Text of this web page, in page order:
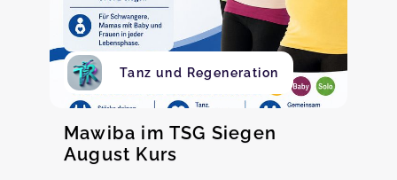
Tanz und Regeneration
Mawiba im TSG Siegen
August Kurs